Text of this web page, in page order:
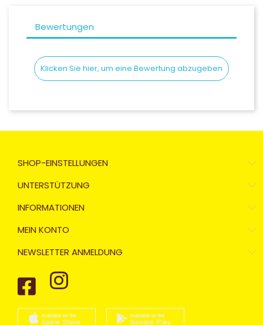
Bewertungen
Klicken Sie hier, um eine Bewertung abzugeben
SHOP-EINSTELLUNGEN
UNTERSTÜTZUNG
INFORMATIONEN
MEIN KONTO
NEWSLETTER ANMELDUNG